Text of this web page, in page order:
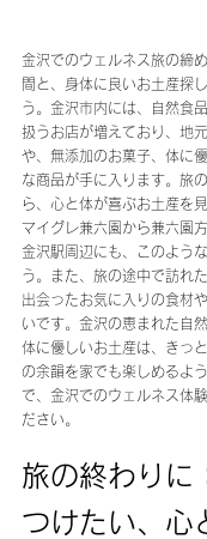
金沢でのウェルネス旅の締
間と、身体に良いお土産探
う。金沢市内には、自然食
扱うお店が増えており、地
や、無添加のお菓子、体に
な商品が手に入ります。旅
ら、心と体が喜ぶお土産を
マイグレ兼六園から兼六園
金沢駅周辺にも、このよう
う。また、旅の途中で訪れ
出会ったお気に入りの食材
いです。金沢の恵まれた自
体に優しいお土産は、きっ
の余韻を家でも楽しめるよ
で、金沢でのウェルネス体
ださい。
旅の終わりに
つけたい、心